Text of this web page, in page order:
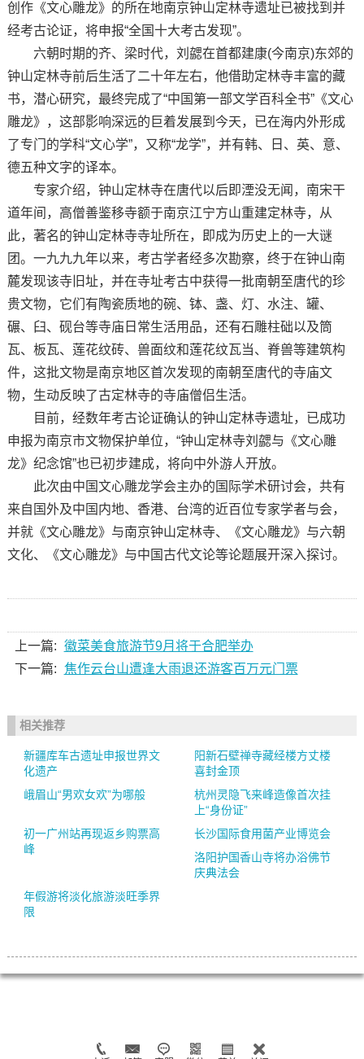
创作《文心雕龙》的所在地南京钟山定林寺遗址已被找到并
经考古论证，将申报“全国十大考古发现”。
六朝时期的齐、梁时代，刘勰在首都建康(今南京)东郊的
钟山定林寺前后生活了二十年左右，他借助定林寺丰富的藏
书，潜心研究，最终完成了“中国第一部文学百科全书”《文心
雕龙》，这部影响深远的巨着发展到今天，已在海内外形成
了专门的学科“文心学”，又称“龙学”，并有韩、日、英、意、
德五种文字的译本。
专家介绍，钟山定林寺在唐代以后即湮没无闻，南宋干
道年间，高僧善鉴移寺额于南京江宁方山重建定林寺，从
此，著名的钟山定林寺寺址所在，即成为历史上的一大谜
团。一九九九年以来，考古学者经多次勘察，终于在钟山南
麓发现该寺旧址，并在寺址考古中获得一批南朝至唐代的珍
贵文物，它们有陶瓷质地的碗、钵、盏、灯、水注、罐、
碾、臼、砚台等寺庙日常生活用品，还有石雕柱础以及筒
瓦、板瓦、莲花纹砖、兽面纹和莲花纹瓦当、脊兽等建筑构
件，这批文物是南京地区首次发现的南朝至唐代的寺庙文
物，生动反映了古定林寺的寺庙僧侣生活。
目前，经数年考古论证确认的钟山定林寺遗址，已成功
申报为南京市文物保护单位，“钟山定林寺刘勰与《文心雕
龙》纪念馆”也已初步建成，将向中外游人开放。
此次由中国文心雕龙学会主办的国际学术研讨会，共有
来自国外及中国内地、香港、台湾的近百位专家学者与会，
并就《文心雕龙》与南京钟山定林寺、《文心雕龙》与六朝
文化、《文心雕龙》与中国古代文论等论题展开深入探讨。
上一篇: 徽菜美食旅游节9月将于合肥举办
下一篇: 焦作云台山遭逢大雨退还游客百万元门票
相关推荐
新疆库车古遗址申报世界文
化遗产
阳新石壁禅寺藏经楼方丈楼
喜封金顶
峨眉山“男欢女欢”为哪般
杭州灵隐飞来峰造像首次挂
上“身份证”
初一广州站再现返乡购票高
峰
长沙国际食用菌产业博览会
洛阳护国香山寺将办浴佛节
庆典法会
年假游将淡化旅游淡旺季界
限